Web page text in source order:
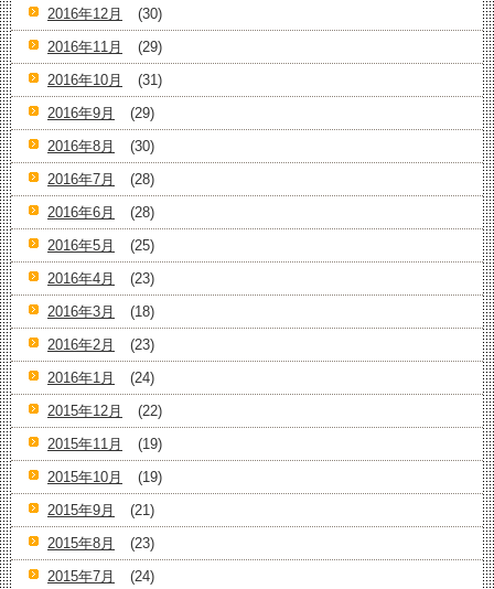
2016年12月
(30)
2016年11月
(29)
2016年10月
(31)
2016年9月
(29)
2016年8月
(30)
2016年7月
(28)
2016年6月
(28)
2016年5月
(25)
2016年4月
(23)
2016年3月
(18)
2016年2月
(23)
2016年1月
(24)
2015年12月
(22)
2015年11月
(19)
2015年10月
(19)
2015年9月
(21)
2015年8月
(23)
2015年7月
(24)